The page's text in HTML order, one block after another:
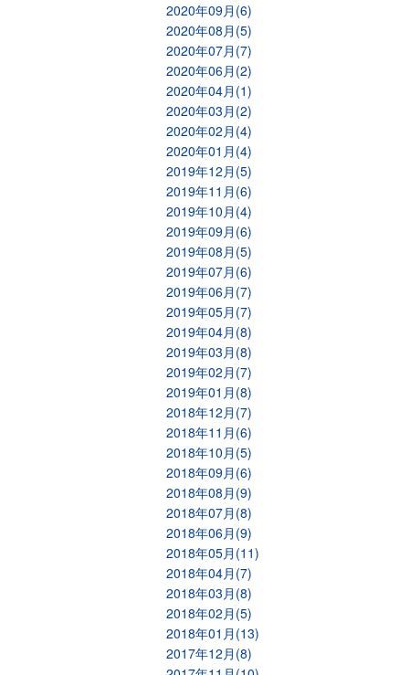
2020年09月(6)
2020年08月(5)
2020年07月(7)
2020年06月(2)
2020年04月(1)
2020年03月(2)
2020年02月(4)
2020年01月(4)
2019年12月(5)
2019年11月(6)
2019年10月(4)
2019年09月(6)
2019年08月(5)
2019年07月(6)
2019年06月(7)
2019年05月(7)
2019年04月(8)
2019年03月(8)
2019年02月(7)
2019年01月(8)
2018年12月(7)
2018年11月(6)
2018年10月(5)
2018年09月(6)
2018年08月(9)
2018年07月(8)
2018年06月(9)
2018年05月(11)
2018年04月(7)
2018年03月(8)
2018年02月(5)
2018年01月(13)
2017年12月(8)